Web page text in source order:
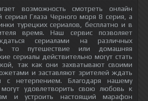
возможность смотреть онлайн
Глаза Черного моря 8 серия, а
турецких сериалов, бесплатно и в
время. Наш сервис позволяет
сериалами на различных
то путешествие или домашняя
сериалы действительно могут стать
так как они захватывают своими
и заставляют зрителей ждать
с нетерпением. Благодаря нашему
могут удовлетворить свою любовь к
и устроить настоящий марафон